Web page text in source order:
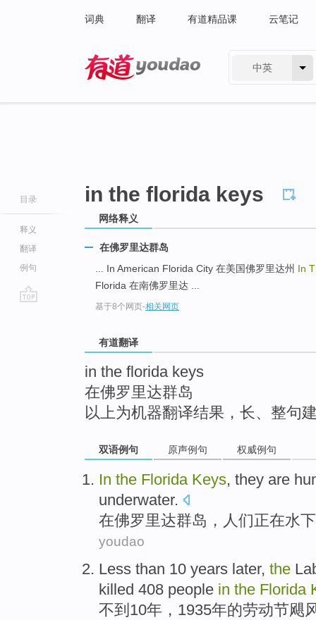
词典 翻译 有道精品课 云笔记
中英
目录
释义
翻译
例句
in the florida keys
网络释义
在佛罗里达群岛
... In American Florida City 在美国佛罗里达州 In
Florida 在南佛罗里达 ...
基于8个网页-相关网页
有道翻译
in the florida keys
在佛罗里达群岛
以上为机器翻译结果，长、整句
双语例句 原声例句 权威例句
In the Florida Keys, they are
underwater.
在佛罗里达群岛 ， 人们正在水下
youdao
Less than 10 years later, the
killed 408 people in the Florida
不到 10年 ，1935年的劳动节飓